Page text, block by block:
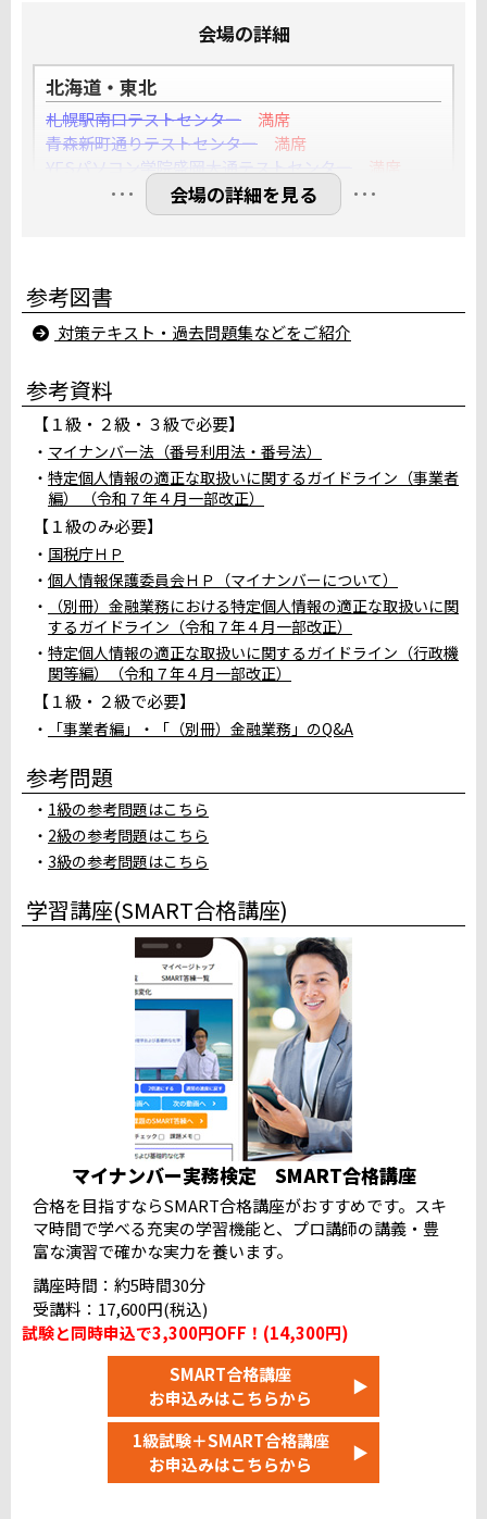
会場の詳細
北海道・東北
札幌駅南口テストセンター
満席
青森新町通りテストセンター
満席
YESパソコン学院盛岡大通テストセンター
満席
仙台一番町テストセンター
満席
ウェッブストーリー郡山テストセンター
関東
水戸駅前テストセンター
満席
小山駅西口テストセンター
満席
川越駅前テストセンター
千葉ニュータウン CUBEパソコン教室
満席
みのり台パソコン教室テストセンター
サンアイルス船橋テストセンター
満席
スタディＰＣネット柏校
満席
千葉駅前大通りテストセンター地下1階
iSERVE八重洲日本橋テストセンター
iSERVE池袋東口テストセンター５階
新宿ＮＳビルテストセンター
満席
立川柴崎町テストセンター
満席
町田テストセンター
満席
平塚テストセンター
満席
ホームコンじゅく鎌倉教室テストセンター
桜木町テストセンター
中部
パソコン教室ダイマック新潟大学前駅テストセンター
L&Lコンピュータスクール金沢校
インターナショナルイングリッシュスクール福井
席
JESパソコンスクール甲府テストセンター
越田コンピュータ学院テストセンター
満席
岐阜駅前テストセンター
満席
＠りこ浜松テストセンター
満席
名古屋国際センタービルテストセンター
東岡崎駅前テストセンター
満席
烏丸御池テストセンター 10F
満席
京都四条高倉テストセンター
満席
エンカレッジテストセンター梅田会場
満席
大阪駅前テストセンター（4F）
阪急西宮北口駅前テストセンター
満席
神戸三宮テストセンター
満席
近鉄奈良駅前テストセンター
満席
和歌山十番丁テストセンター
中国・四国
米子情報処理テストセンター
資格の大原 愛媛校テストセンター
鳥取テストセンター
満席
松江駅前テストセンター
満席
岡山駅前テストセンター
満席
… 会場の詳細を見る …
参考図書
対策テキスト・過去問題集などをご紹介
参考資料
【１級・２級・３級で必要】
マイナンバー法（番号利用法・番号法）
特定個人情報の適正な取扱いに関するガイドライン（事業者
編） （令和７年４月一部改正）
【１級のみ必要】
国税庁ＨＰ
個人情報保護委員会ＨＰ（マイナンバーについて）
（別冊）金融業務における特定個人情報の適正な取扱いに関
するガイドライン（令和７年４月一部改正）
特定個人情報の適正な取扱いに関するガイドライン（行政機
関等編）（令和７年４月一部改正）
【１級・２級で必要】
「事業者編」・「（別冊）金融業務」のQ&A
参考問題
1級の参考問題はこちら
2級の参考問題はこちら
3級の参考問題はこちら
学習講座(SMART合格講座)
マイナンバー実務検定 SMART合格講座
合格を目指すならSMART合格講座がおすすめです。スキ
マ時間で学べる充実の学習機能と、プロ講師の講義・豊
富な演習で確かな実力を養います。
講座時間：約5時間30分
受講料：17,600円(税込)
試験と同時申込で3,300円OFF！(14,300円)
SMART合格講座
お申込みはこちらから
▶
1級試験＋SMART合格講座
お申込みはこちらから
▶